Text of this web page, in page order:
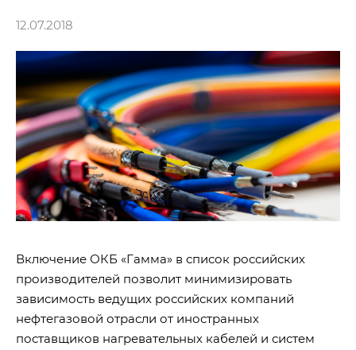
12.07.2018
Включение ОКБ «Гамма» в список российских
производителей позволит минимизировать
зависимость ведущих российских компаний
нефтегазовой отрасли от иностранных
поставщиков нагревательных кабелей и систем